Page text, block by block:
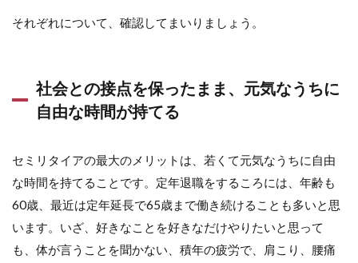
それぞれについて、確認してまいりましょう。
社会との接点を保ったまま、元気なうちに
自由な時間が持てる
セミリタイアの最大のメリットは、若くて元気なうちに自由
な時間を持てることです。定年退職をするころには、年齢も
60歳、最近は定年延長で65歳まで働き続けることも多いと思
います。いざ、好きなことを好きなだけやりたいと思って
も、体が言うことを聞かない、積年の疲労で、肩こり、腰痛